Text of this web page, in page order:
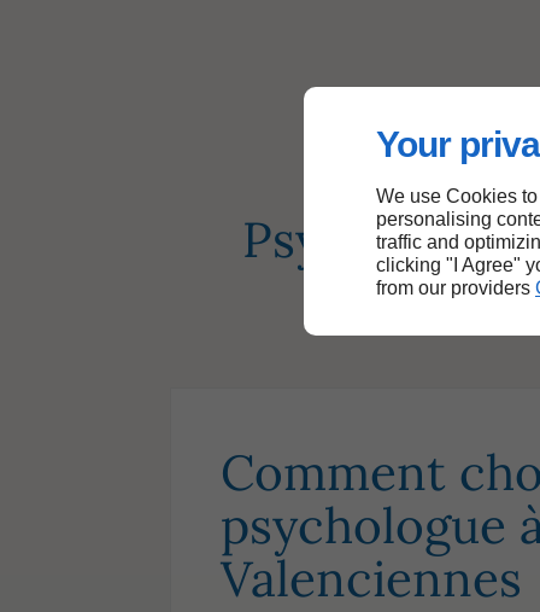
Your
We use Cookies
personalising
traffic and
clicking "I Agree"
from our providers
Psychologie
Comment
psychologue
Valenciennes